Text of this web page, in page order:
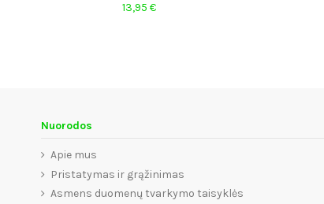
13,95 €
Nuorodos
Apie mus
Pristatymas ir grąžinimas
Asmens duomenų tvarkymo taisyklės